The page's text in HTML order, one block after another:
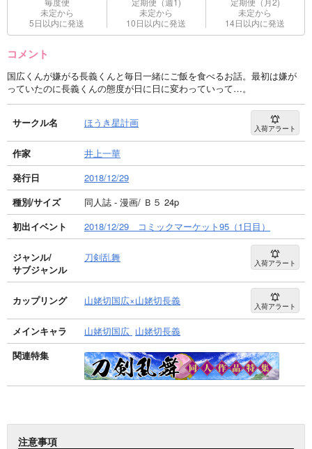
未定から
5日以内に発送
未定から
10日以内に発送
未定から
14日以内に発送
コメント
国広くんが嫌がる長義くんと毎日一緒にご飯を食べるお話。最初は嫌が
っていたのに長義くんの態度が日に日に変わっていって…。
サークル名 ほうき星計画 入荷アラート
作家
井上一華
発行日
2018/12/29
種別/サイズ
同人誌 - 漫画/ Ｂ５ 24p
初出イベント
2018/12/29 コミックマーケット95（1日目）
ジャンル/
サブジャンル
刀剣乱舞 入荷アラート
カップリング 山姥切国広×山姥切長義 入荷アラート
メインキャラ 山姥切国広 山姥切長義
関連特集
注意事項